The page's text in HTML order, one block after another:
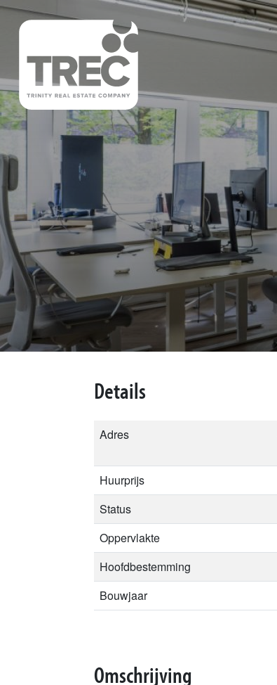
Details
Adres
Huurprijs
Status
Oppervlakte
Hoofdbestemming
Bouwjaar
Omschrijving